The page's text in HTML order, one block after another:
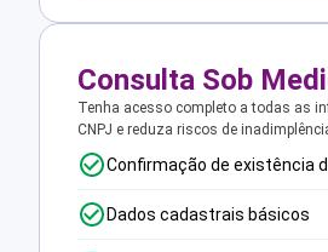
Consulta Sob
Tenha acesso completo a todas as
CNPJ e reduza riscos de
Confirmação de existência
Dados cadastrais básicos